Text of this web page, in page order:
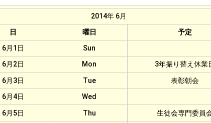
2014年 6月
日
曜日
予定
6月1日
Sun
6月2日
Mon 3年振り替え休業
6月3日 Tue
表彰朝会
6月4日
Wed
6月5日 Thu 生徒会専門委員